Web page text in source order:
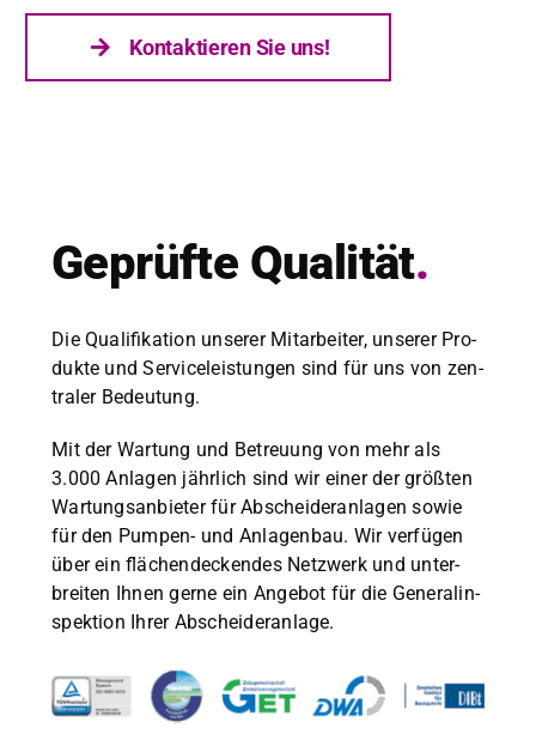
Kon­tak­tieren Sie uns!
Geprüfte Qual­ität.
Die Qual­i­fika­tion unser­er Mitar­beit­er, unser­er Pro­
duk­te und Ser­viceleis­tun­gen sind für uns von zen­
traler Bedeu­tung.
Mit der Wartung und Betreu­ung von mehr als
3.000 Anla­gen jährlich sind wir ein­er der größten
Wartungsan­bi­eter für Abschei­der­an­la­gen sowie
für den Pumpen- und Anla­gen­bau. Wir ver­fü­gen
über ein flächen­deck­endes Net­zw­erk und unter­
bre­it­en Ihnen gerne ein Ange­bot für die Gen­er­alin­
spek­tion Ihrer Abschei­der­an­lage.